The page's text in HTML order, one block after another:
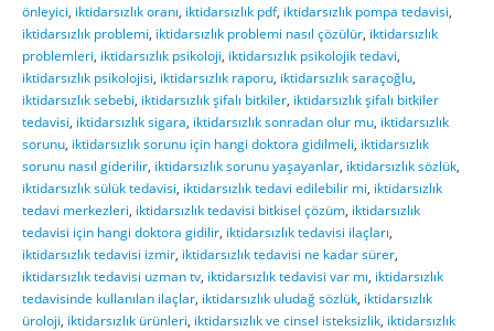
önleyici, iktidarsızlık oranı, iktidarsızlık pdf, iktidarsızlık pompa tedavisi,
iktidarsızlık problemi, iktidarsızlık problemi nasıl çözülür, iktidarsızlık
problemleri, iktidarsızlık psikoloji, iktidarsızlık psikolojik tedavi,
iktidarsızlık psikolojisi, iktidarsızlık raporu, iktidarsızlık saraçoğlu,
iktidarsızlık sebebi, iktidarsızlık şifalı bitkiler, iktidarsızlık şifalı bitkiler
tedavisi, iktidarsızlık sigara, iktidarsızlık sonradan olur mu, iktidarsızlık
sorunu, iktidarsızlık sorunu için hangi doktora gidilmeli, iktidarsızlık
sorunu nasıl giderilir, iktidarsızlık sorunu yaşayanlar, iktidarsızlık sözlük,
iktidarsızlık sülük tedavisi, iktidarsızlık tedavi edilebilir mi, iktidarsızlık
tedavi merkezleri, iktidarsızlık tedavisi bitkisel çözüm, iktidarsızlık
tedavisi için hangi doktora gidilir, iktidarsızlık tedavisi ilaçları,
iktidarsızlık tedavisi izmir, iktidarsızlık tedavisi ne kadar sürer,
iktidarsızlık tedavisi uzman tv, iktidarsızlık tedavisi var mı, iktidarsızlık
tedavisinde kullanılan ilaçlar, iktidarsızlık uludağ sözlük, iktidarsızlık
üroloji, iktidarsızlık ürünleri, iktidarsızlık ve cinsel isteksizlik, iktidarsızlık